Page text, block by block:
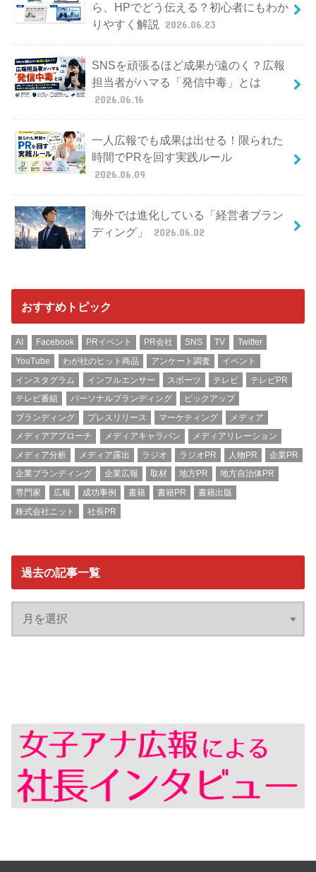
ら、HPでどう伝える？初心者にもわか
りやすく解説
2026.06.23
SNSを頑張るほど成果が遠のく？広報
担当者がハマる「発信中毒」とは
2026.06.16
一人広報でも成果は出せる！限られた
時間でPRを回す実践ルール
2026.06.09
海外では進化している「経営者ブラン
ディング」
2026.06.02
おすすめトピック
AI Facebook PRイベント PR会社 SNS TV
Twitter
YouTube
わが社のヒット商品 アンケート調査
イベント
インスタグラム
インフルエンサー スポーツ テレビ
テレビPR
テレビ番組
パーソナルブランディング
ピックアップ
ブランディング
プレスリリース マーケティング
メディア
メディアアプローチ
メディアキャラバン
メディアリレーション
メディア分析
メディア露出 ラジオ ラジオPR 人物PR
企業PR
企業ブランディング
企業広報 取材 地方PR
地方自治体PR
専門家
広報 成功事例 書籍 書籍PR
書籍出版
株式会社ニット
社長PR
過去の記事一覧